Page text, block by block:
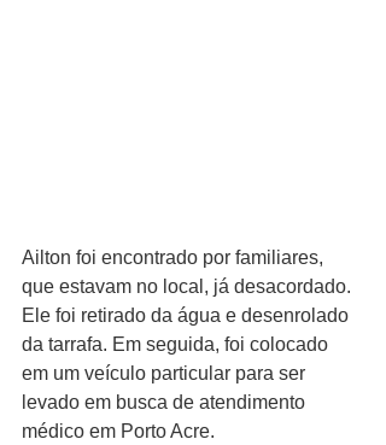
Ailton foi encontrado por familiares,
que estavam no local, já desacordado.
Ele foi retirado da água e desenrolado
da tarrafa. Em seguida, foi colocado
em um veículo particular para ser
levado em busca de atendimento
médico em Porto Acre.